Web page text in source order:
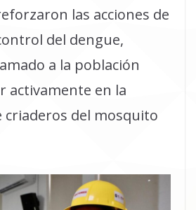
las acciones de
del dengue,
a la población
activamente en la
criaderos del mosquito